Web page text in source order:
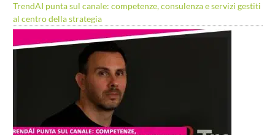
TrendAI punta sul canale: competenze, consulenza e servizi gestiti
al centro della strategia